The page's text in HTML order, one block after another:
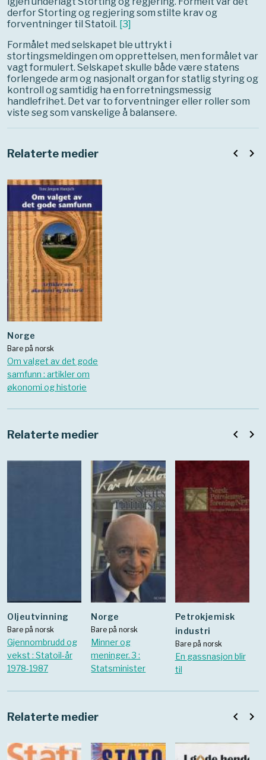
derfor Storting og regjering som stilte krav og
forventninger til Statoil. [3]
Formålet med selskapet ble uttrykt i
stortingsmeldingen om opprettelsen, men formålet var
vagt formulert. Selskapet skulle både være statens
forlengede arm og nasjonalt organ for statlig styring og
kontroll og samtidig ha en forretningsmessig
handlefrihet. Det var to forventninger eller roller som
viste seg som vanskelige å balansere.
Relaterte medier
norge
Bare på norsk
Om valget av det gode
samfunn : artikler om
økonomi og historie
navigate_before navigate_next
Relaterte medier
oljeutvinning
Bare på norsk
Gjennombrudd og
vekst : Statoil-år
1978-1987
Norge
Bare på norsk
Minner og
meninger. 3 :
Statsminister
Petrokjemisk
industri
Bare på norsk
En gassnasjon blir
til
navigate_before navigate_next
Relaterte medier navigate_before navigate_next